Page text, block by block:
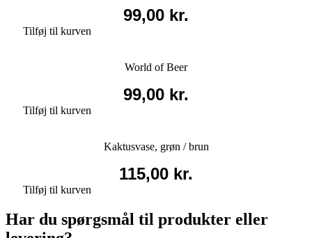
99,00 kr.
Tilføj til kurven
World of Beer
99,00 kr.
Tilføj til kurven
Kaktusvase, grøn / brun
115,00 kr.
Tilføj til kurven
Har du spørgsmål til produkter eller